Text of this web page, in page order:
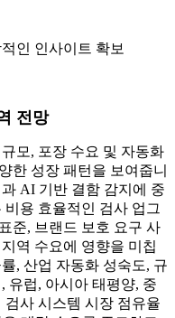
인 인사이트 확보
전망
모, 포장 수요 및 자동화
한 성장 패턴을 보여줍니
AI 기반 결함 감지에 중
용 효율적인 검사 업그
준, 브랜드 보호 요구 사
역 수요에 영향을 미칩
, 산업 자동화 성숙도, 규
유럽, 아시아 태평양, 중
사 시스템 시장 점유율